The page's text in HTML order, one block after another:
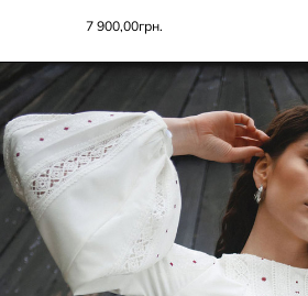
грн.
7 900,00